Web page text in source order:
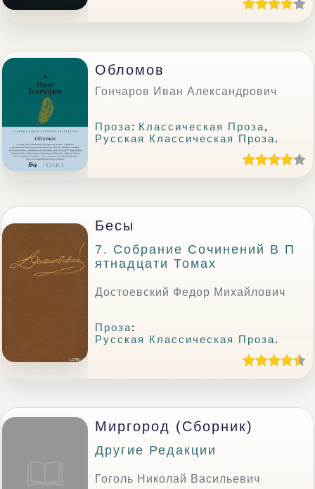
Обломов
Гончаров Иван Александрович
Проза: Классическая Проза,
Русская Классическая Проза.
Бесы
7. Собрание Сочинений В П
Ятнадцати Томах
Достоевский Федор Михайлович
Проза:
Русская Классическая Проза.
Миргород (сборник)
Другие Редакции
Гоголь Николай Васильевич